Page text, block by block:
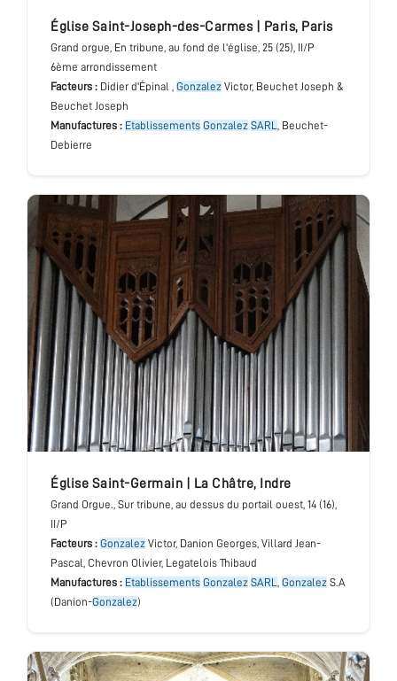
église Saint-Joseph-des-Carmes| Paris, Paris
Grand orgue, En tribune, au fond de l'église, 25 (25), II/P
6ème arrondissement
Facteurs : Didier d'Épinal , Gonzalez Victor, Beuchet Joseph &
Beuchet Joseph
Manufactures : Etablissements Gonzalez SARL , Beuchet-
Debierre
église Saint-Germain La Châtre, Indre
Grand Orgue., Sur tribune, au dessus du portail ouest, 14 (16),
II/P
Facteurs : Gonzalez Victor, Danion Georges, Villard Jean-
Pascal, Chevron Olivier, Legatelois Thibaud
Manufactures : Etablissements Gonzalez SARL , Gonzalez S.A
(Danion-Gonzalez)